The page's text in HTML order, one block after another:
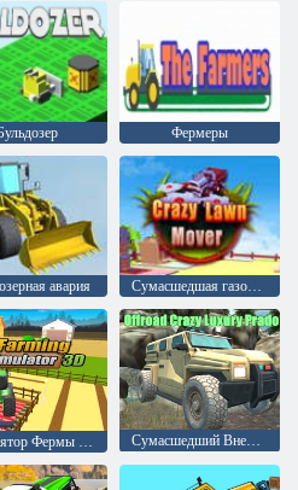
Фермеры
авария Сумасшедшая газонокосилка
Симулятор Фермы 3D Сумасшедший Внедорожник Роскошный Прадо